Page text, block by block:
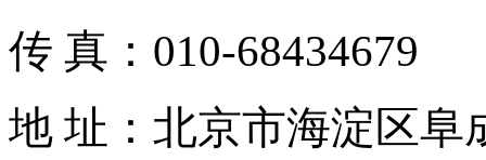
传 真 ： 010-68434679
地 址 ：北京市海淀区阜